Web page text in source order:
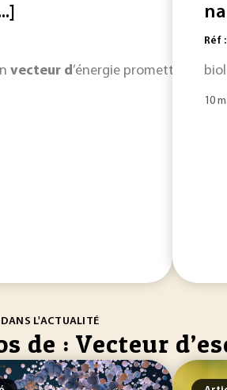
par un
vecteur d’énergie prometteur
Réf
10
DANS L'ACTUALITÉ
de : Vecteur